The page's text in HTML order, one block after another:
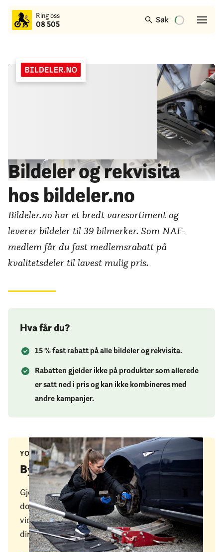
Ring oss
08 505 Søk
hovedinnhold
Bildeler og rekvisita
hos bildeler.no
Bildeler.no har et bredt varesortiment og
leverer bildeler til 39 bilmerker. Som NAF-
medlem får du fast medlemsrabatt på
kvalitetsdeler til lavest mulig pris.
Hva får du?
15 % fast rabatt på alle bildeler og rekvisita.
Rabatten gjelder ikke på produkter som allerede
er satt ned i pris og kan ikke kombineres med
andre kampanjer.
YOUTUBE-KANAL
Bytt deler selv!
Gjennom en årrekke har bildeler.no laget og
dokumentert mer enn 1.300 "Gjør det selv-
videoer" om hvordan du kan skifte bildeler til
din bil!